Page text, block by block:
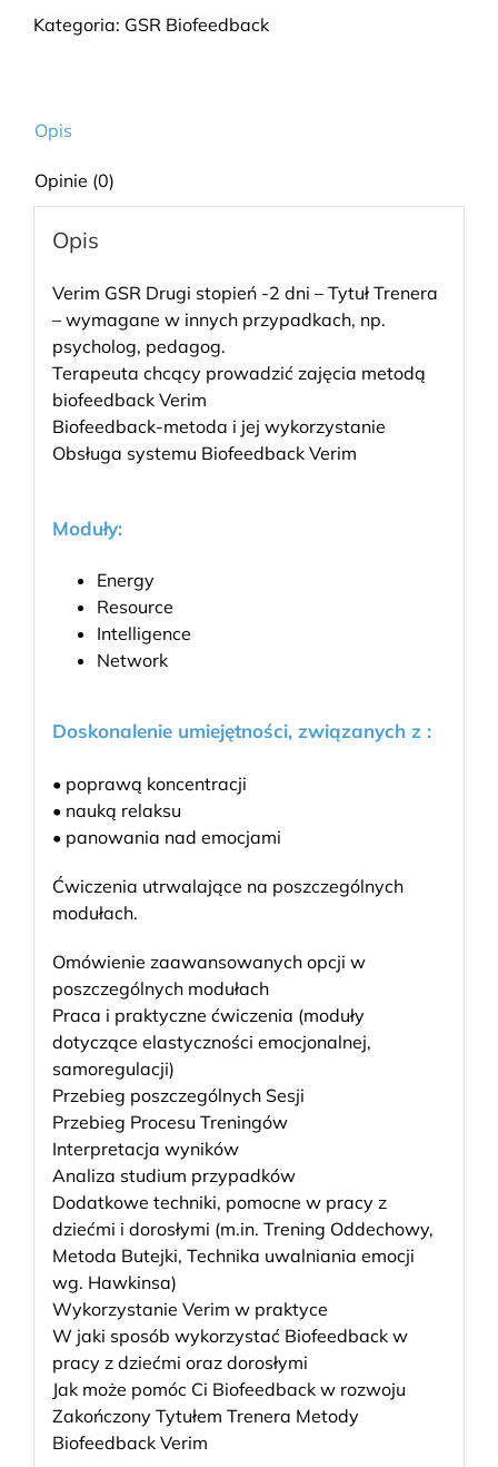
Kategoria: GSR Biofeedback
Opis
Opinie (0)
Opis
Verim GSR Drugi stopień -2 dni – Tytuł Trenera
– wymagane w innych przypadkach, np.
psycholog, pedagog.
Terapeuta chcący prowadzić zajęcia metodą
biofeedback Verim
Biofeedback-metoda i jej wykorzystanie
Obsługa systemu Biofeedback Verim
Moduły:
Energy
Resource
Intelligence
Network
Doskonalenie umiejętności, związanych z :
• poprawą koncentracji
• nauką relaksu
• panowania nad emocjami
Ćwiczenia utrwalające na poszczególnych
modułach.
Omówienie zaawansowanych opcji w
poszczególnych modułach
Praca i praktyczne ćwiczenia (moduły
dotyczące elastyczności emocjonalnej,
samoregulacji)
Przebieg poszczególnych Sesji
Przebieg Procesu Treningów
Interpretacja wyników
Analiza studium przypadków
Dodatkowe techniki, pomocne w pracy z
dziećmi i dorosłymi (m.in. Trening Oddechowy,
Metoda Butejki, Technika uwalniania emocji
wg. Hawkinsa)
Wykorzystanie Verim w praktyce
W jaki sposób wykorzystać Biofeedback w
pracy z dziećmi oraz dorosłymi
Jak może pomóc Ci Biofeedback w rozwoju
Zakończony Tytułem Trenera Metody
Biofeedback Verim